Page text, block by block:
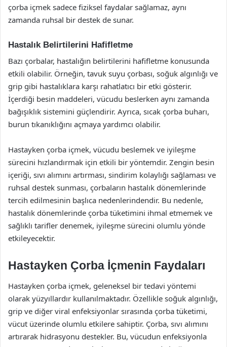
çorba içmek sadece fiziksel faydalar sağlamaz, aynı
zamanda ruhsal bir destek de sunar.
Hastalık Belirtilerini Hafifletme
Bazı çorbalar, hastalığın belirtilerini hafifletme konusunda
etkili olabilir. Örneğin, tavuk suyu çorbası, soğuk algınlığı ve
grip gibi hastalıklara karşı rahatlatıcı bir etki gösterir.
İçerdiği besin maddeleri, vücudu beslerken aynı zamanda
bağışıklık sistemini güçlendirir. Ayrıca, sıcak çorba buharı,
burun tıkanıklığını açmaya yardımcı olabilir.
Hastayken çorba içmek, vücudu beslemek ve iyileşme
sürecini hızlandırmak için etkili bir yöntemdir. Zengin besin
içeriği, sıvı alımını artırması, sindirim kolaylığı sağlaması ve
ruhsal destek sunması, çorbaların hastalık dönemlerinde
tercih edilmesinin başlıca nedenlerindendir. Bu nedenle,
hastalık dönemlerinde çorba tüketimini ihmal etmemek ve
sağlıklı tarifler denemek, iyileşme sürecini olumlu yönde
etkileyecektir.
Hastayken Çorba İçmenin Faydaları
Hastayken çorba içmek, geleneksel bir tedavi yöntemi
olarak yüzyıllardır kullanılmaktadır. Özellikle soğuk algınlığı,
grip ve diğer viral enfeksiyonlar sırasında çorba tüketimi,
vücut üzerinde olumlu etkilere sahiptir. Çorba, sıvı alımını
artırarak hidrasyonu destekler. Bu, vücudun enfeksiyonla